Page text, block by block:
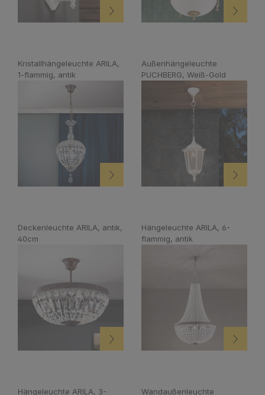
Kristallhängeleuchte ARILA,
1-flammig, antik
Außenhängeleuchte
PUCHBERG, Weiß-Gold
Deckenleuchte ARILA, antik,
40cm
Hängeleuchte ARILA, 6-
flammig, antik
Hängeleuchte ARILA, 3- Wandaußenleuchte